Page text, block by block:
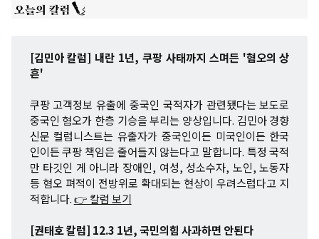
[김민아 칼럼] 내란 1년, 쿠팡 사태까지 스며든 '혐오의 상
흔'
쿠팡 고객정보 유출에 중국인 국적자가 관련됐다는 보도로
중국인 혐오가 한층 기승을 부리는 양상입니다. 김민아 경향
신문 컬럼니스트는 유출자가 중국인이든 미국인이든 한국
인이든 쿠팡 책임은 줄어들지 않는다고 말합니다. 특정 국적
만 타깃인 게 아니라 장애인, 여성, 성소수자, 노인, 노동자
등 혐오 펴적이 전방위로 확대되는 현상이 우려스럽다고 지
적합니다.👉 칼럼 보기
[권태호 칼럼] 12.3 1년, 국민의힘 사과하면 안된다